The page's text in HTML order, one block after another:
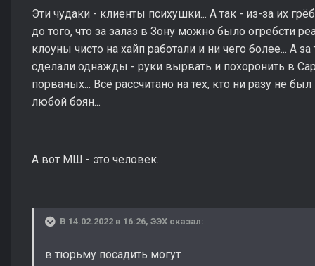
Эти чудаки - клиенты психушки... А так - из-за их
до того, что за залаз в Зону можно было огребсти
клоуны чисто на хайп работали и ни чего более... А
сделали однажды - руки вырвать и похоронить в
порваных... Всё рассчитано на тех, кто ни разу не
любой боян...
А вот МШ - это человек...
В 14.02.2022 в 16:26, ЭЭХ сказал:
в тюрьму посадить могут